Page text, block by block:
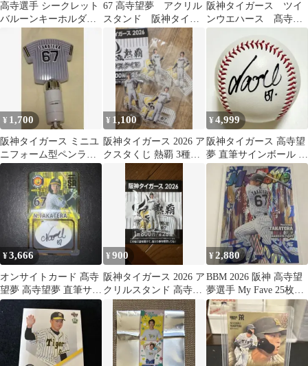
高寺選手 シークレット
バルーンキーホルダー
67 高寺望夢 アクリル
スタンド 阪神タイガ
ース 2026 熱覇 アク
スタくじ
阪神タイガース ツイ
ンウエハース 髙寺望
¥ 1,700
阪神タイガース ミニユ
ニフォーム型ペンライ
ト 高寺望夢 67
¥ 1,100
阪神タイガース 2026 ア
クスタくじ 熱覇 3種セ
ット（4個）
¥4,999
阪神タイガース 高寺望
夢 直筆サインボール プ
ロ野球
¥3,666
オンサイトカード 髙寺
望夢 高寺望夢 直筆サイ
ン 阪神タイガース
BBM以外
¥900
阪神タイガース 2026 ア
クリルスタンド 高寺望
¥2,880
BBM 2026 阪神 高寺望
夢選手 My Fave 25枚限
定